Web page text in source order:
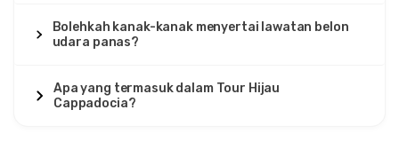
Bolehkah kanak-kanak menyertai lawatan belon
udara panas?
Apa yang termasuk dalam Tour Hijau
Cappadocia?